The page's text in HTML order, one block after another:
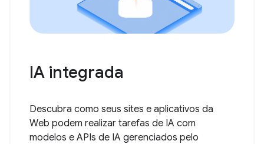
IA integrada
Descubra como seus sites e aplicativos da
Web podem realizar tarefas de IA com
modelos e APIs de IA gerenciados pelo